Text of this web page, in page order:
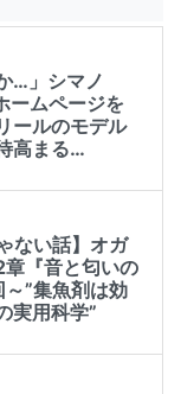
…」シマノ
ームページを
ールのモデル
高まる…
ない話】オガ
『音と匂いの
”集魚剤は効
実用科学”